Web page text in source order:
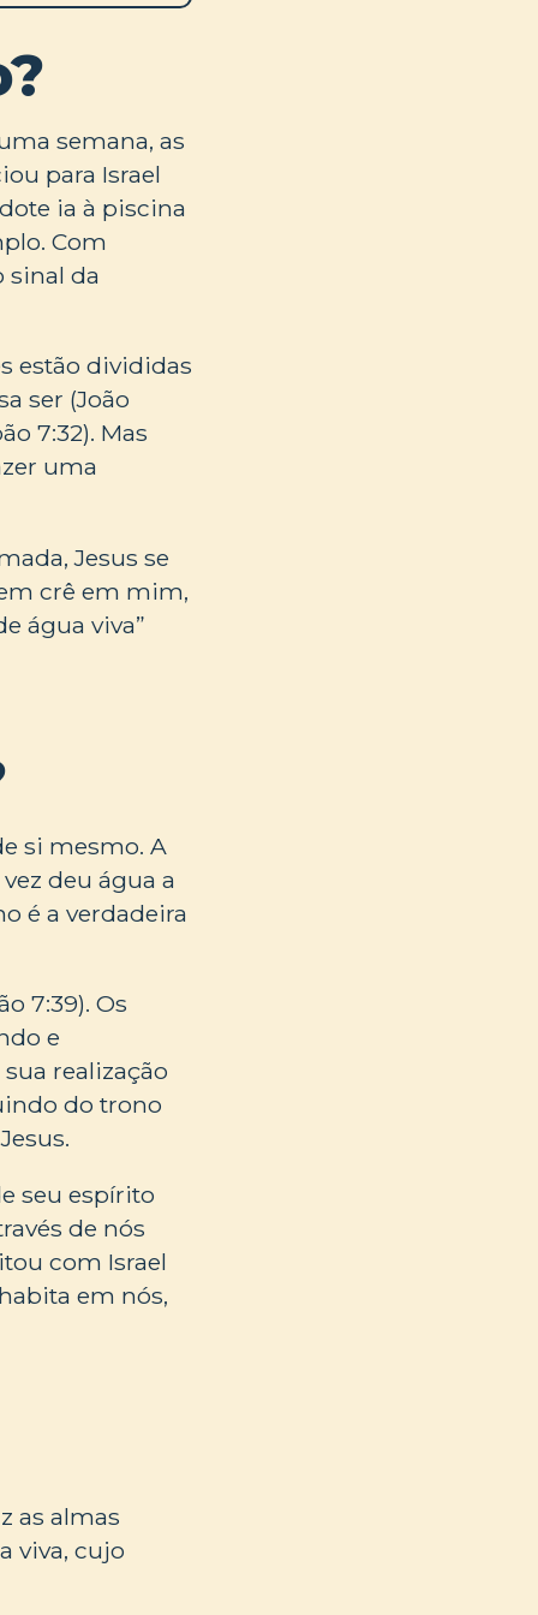
semana, as
para Israel
ia à piscina
Com
sinal da
estão divididas
ser (João
7:32). Mas
uma
Jesus se
crê em mim,
água viva”
si mesmo. A
deu água a
é a verdadeira
7:39). Os
e
realização
do trono
seu espírito
de nós
com Israel
em nós,
as almas
viva, cujo